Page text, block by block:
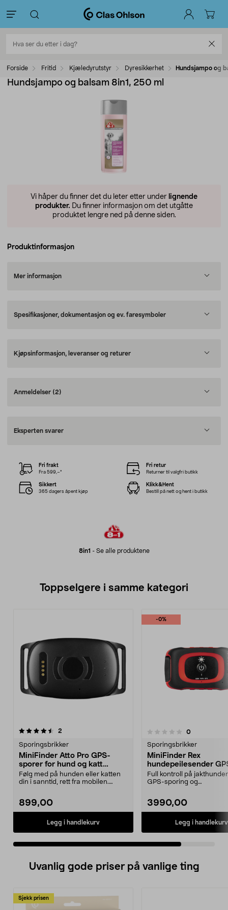
Forside Fritid Kjæledyrutstyr Dyresikkerhet Hundsjampo og
Hundsjampo og balsam 8in1, 250 ml
Vi håper du finner det du leter etter under lignende
produkter. Du finner informasjon om det utgåtte
produktet lengre ned på denne siden.
Produktinformasjon
Mer informasjon
Spesifikasjoner, dokumentasjon og ev. faresymboler
Kjøpsinformasjon, leveranser og returer
Anmeldelser (2)
Eksperten svarer
8in1 - Se alle produktene
Fri frakt
Fra 599,–*
Fri retur
Returner til valgfri butikk
Sikkert
365 dagers åpent kjøp
Klikk&Hent
Bestill på nett og hent i butikk
Toppselgere i samme kategori
2
Sporingsbrikker
MiniFinder Atto Pro GPS-
sporer for hund og katt
GSEMAP4G
Følg med på hunden eller katten
din i sanntid, rett fra mobilen.
899,00
Legg i handlekurv
-0%
0.0 av 5 stjerner 0anmeldelser
Sporingsbrikker
MiniFinder Rex
hundepeilesender
tracker jakt, GSEMFR
Full kontroll på
GPS-sporing og
3990,00
Legg i handlekurv
Uvanlig gode priser på vanlige ting
Sjekk prisen